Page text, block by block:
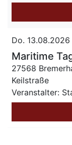
Do. 13.08.2026
Maritime
27568
Keilstraße
Veranstalter: